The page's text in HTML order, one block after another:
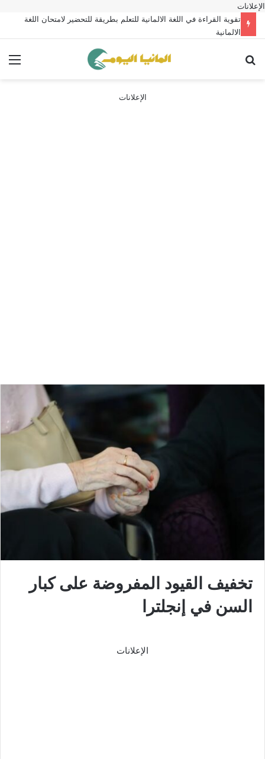
الإعلانات
تقوية القراءة في اللغة الالمانية للتعلم بطريقة للتحضير لامتحان اللغة
الالمانية
الإعلانات
تخفيف القيود المفروضة على كبار
السن في إنجلترا
الإعلانات